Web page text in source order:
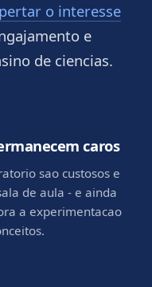
o interesse
e
de ciencias.
caros
sao custosos e
de aula - e ainda
a experimentacao